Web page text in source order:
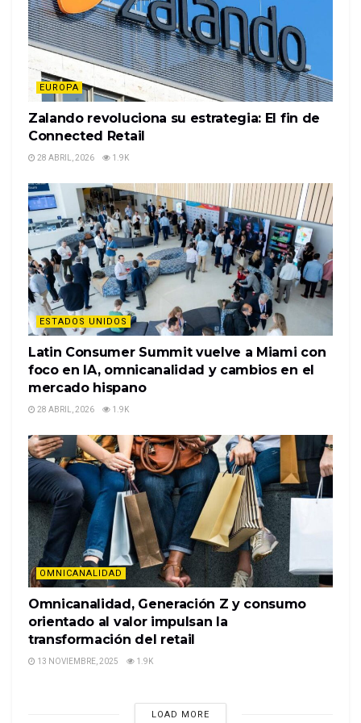
EUROPA
Zalando revoluciona su estrategia: El fin de
Connected Retail
28 ABRIL, 2026 1.9K
ESTADOS UNIDOS
Latin Consumer Summit vuelve a Miami con
foco en IA, omnicanalidad y cambios en el
mercado hispano
28 ABRIL, 2026 1.9K
OMNICANALIDAD
Omnicanalidad, Generación Z y consumo
orientado al valor impulsan la
transformación del retail
13 NOVIEMBRE, 2025 1.9K
LOAD MORE